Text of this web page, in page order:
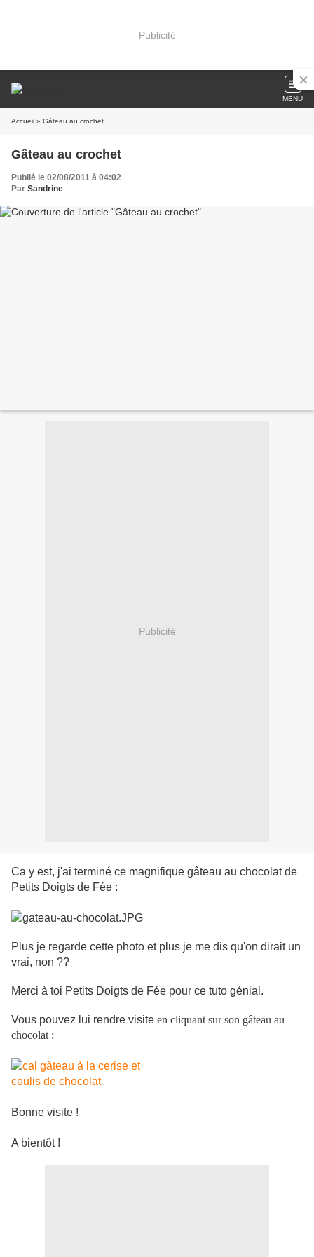
Publicité
MENU
Accueil » Gâteau au crochet
Gâteau au crochet
Publié le 02/08/2011 à 04:02
Par Sandrine
Publicité
Ca y est, j'ai terminé ce magnifique gâteau au chocolat de
Petits Doigts de Fée :
Plus je regarde cette photo et plus je me dis qu'on dirait un
vrai, non ??
Merci à toi Petits Doigts de Fée pour ce tuto génial.
Vous pouvez lui rendre visite en cliquant sur son gâteau au
chocolat :
Bonne visite !
A bientôt !